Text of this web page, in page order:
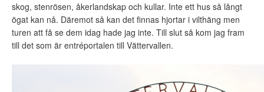
skog, stenrösen, åkerlandskap och kullar. Inte ett hus så långt
ögat kan nå. Däremot så kan det finnas hjortar i vilthäng men
turen att få se dem idag hade jag inte. Till slut så kom jag fram
till det som är entréportalen till Vättervallen.